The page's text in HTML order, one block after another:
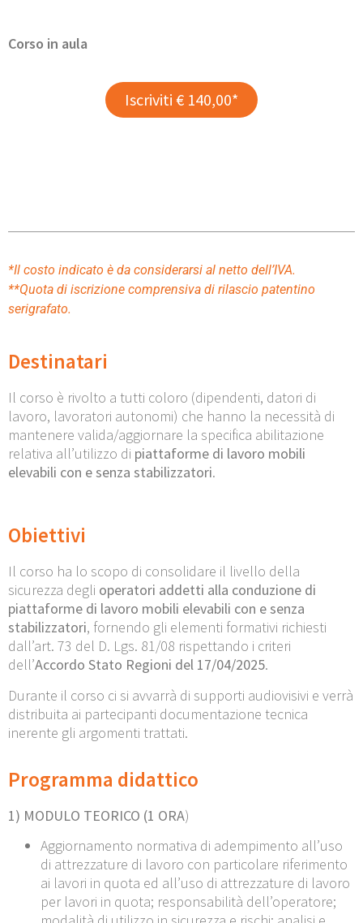
Corso in aula
Iscriviti € 140,00*
*Il costo indicato è da considerarsi al netto dell’IVA.
**Quota di iscrizione comprensiva di rilascio patentino
serigrafato.
Destinatari
Il corso è rivolto a tutti coloro (dipendenti, datori di
lavoro, lavoratori autonomi) che hanno la necessità di
mantenere valida/aggiornare la specifica abilitazione
relativa all’utilizzo di piattaforme di lavoro mobili
elevabili con e senza stabilizzatori.
Obiettivi
Il corso ha lo scopo di consolidare il livello della
sicurezza degli operatori addetti alla conduzione di
piattaforme di lavoro mobili elevabili con e senza
stabilizzatori, fornendo gli elementi formativi richiesti
dall’art. 73 del D. Lgs. 81/08 rispettando i criteri
dell’Accordo Stato Regioni del 17/04/2025.
Durante il corso ci si avvarrà di supporti audiovisivi e verrà
distribuita ai partecipanti documentazione tecnica
inerente gli argomenti trattati.
Programma didattico
1) MODULO TEORICO (1 ORA)
Aggiornamento normativa di adempimento all’uso
di attrezzature di lavoro con particolare riferimento
ai lavori in quota ed all’uso di attrezzature di lavoro
per lavori in quota; responsabilità dell’operatore;